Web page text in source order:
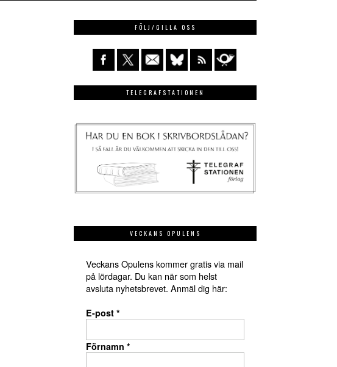
FÖLJ/GILLA OSS
TELEGRAFSTATIONEN
VECKANS OPULENS
Veckans Opulens kommer gratis via mail
på lördagar. Du kan när som helst
avsluta nyhetsbrevet. Anmäl dig här:
E-post *
Förnamn *